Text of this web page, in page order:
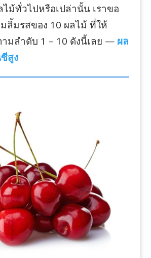
ม้ทั่วไปหรือเปล่านั้น เราขอ
ลิ้มรสของ 10 ผลไม้ ที่ให้
มลำดับ 1 – 10 ดังนี้เลย — ผล
สูง